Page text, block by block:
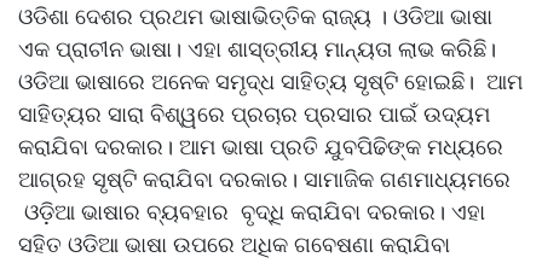
ଓଡିଶା ଦେଶର ପ୍ରଥମ ଭାଷାଭିତ୍ତିକ ରାଜ୍ୟ । ଓଡିଆ ଭାଷା
ଏକ ପ୍ରାଚୀନ ଭାଷା। ଏହା ଶାସ୍ତ୍ରୀୟ ମାନ୍ୟତା ଲାଭ କରିଛି।
ଓଡିଆ ଭାଷାରେ ଅନେକ ସମୃଦ୍ଧ ସାହିତ୍ୟ ସୃଷ୍ଟି ହୋଇଛି। ଆମ
ସାହିତ୍ୟର ସାରା ବିଶ୍ୱରେ ପ୍ରଚାର ପ୍ରସାର ପାଇଁ ଉଦ୍ୟମ
କରାଯିବା ଦରକାର। ଆମ ଭାଷା ପ୍ରତି ଯୁବପିଢିଙ୍କ ମଧ୍ୟରେ
ଆଗ୍ରହ ସୃଷ୍ଟି କରାଯିବା ଦରକାର। ସାମାଜିକ ଗଣମାଧ୍ୟମରେ
ଓଡ଼ିଆ ଭାଷାର ବ୍ୟବହାର ବୃଦ୍ଧି କରାଯିବା ଦରକାର। ଏହା
ସହିତ ଓଡିଆ ଭାଷା ଉପରେ ଅଧିକ ଗବେଷଣା କରାଯିବା